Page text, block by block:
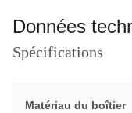
Données
Spécifications
Matériau du boîtier